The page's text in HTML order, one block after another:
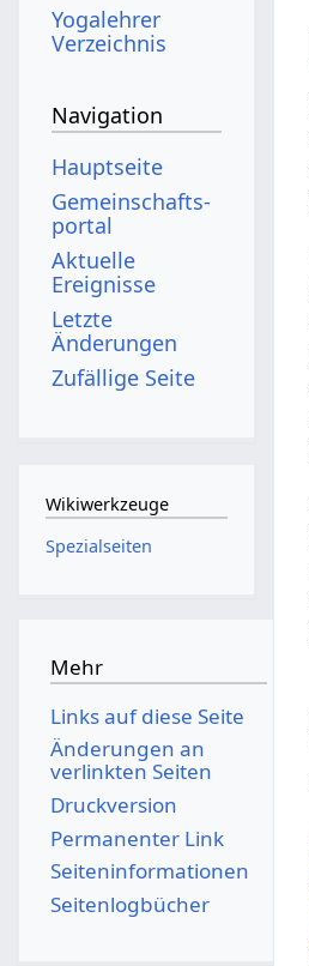
Yogalehrer
Verzeichnis
Navigation
Hauptseite
Gemeinschafts­
portal
Aktuelle
Ereignisse
Letzte
Änderungen
Zufällige Seite
Wikiwerkzeuge
Spezialseiten
Mehr
Links auf diese Seite
Änderungen an
verlinkten Seiten
Druckversion
Permanenter Link
Seiten­­informationen
Seitenlogbücher